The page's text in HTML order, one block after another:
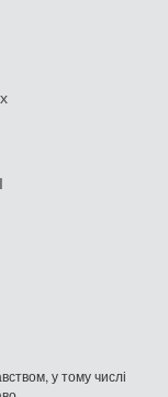
у тому числі